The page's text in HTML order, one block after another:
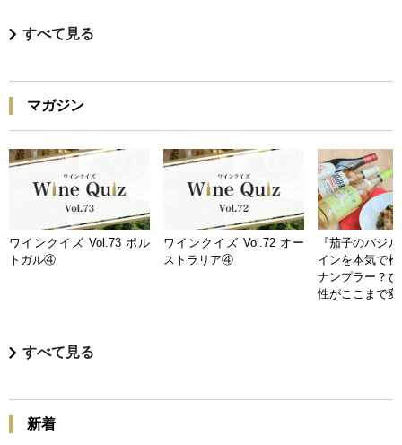
すべて見る
マガジン
ワインクイズ Vol.73 ポル
トガル④
ワインクイズ Vol.72 オー
ストラリア④
『茄子のバジ
インを本気で
ナンプラー？
性がここまで
すべて見る
新着